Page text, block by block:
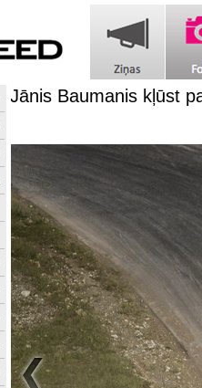
Jānis Baumanis kļūst